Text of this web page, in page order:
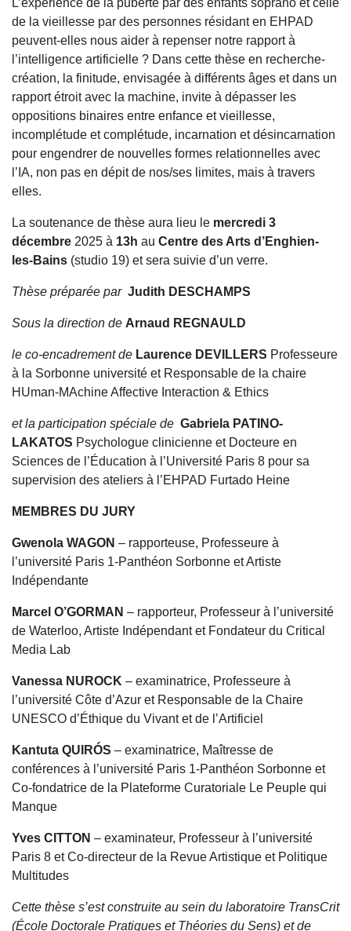
L’expérience de la puberté par des enfants soprano et celle
de la vieillesse par des personnes résidant en EHPAD
peuvent-elles nous aider à repenser notre rapport à
l’intelligence artificielle ? Dans cette thèse en recherche-
création, la finitude, envisagée à différents âges et dans un
rapport étroit avec la machine, invite à dépasser les
oppositions binaires entre enfance et vieillesse,
incomplétude et complétude, incarnation et désincarnation
pour engendrer de nouvelles formes relationnelles avec
l’IA, non pas en dépit de nos/ses limites, mais à travers
elles.
La soutenance de thèse aura lieu le mercredi 3
décembre 2025 à 13h au Centre des Arts d’Enghien-
les-Bains (studio 19) et sera suivie d’un verre.
Thèse préparée par Judith DESCHAMPS
Sous la direction de Arnaud REGNAULD
le co-encadrement de Laurence DEVILLERS Professeure
à la Sorbonne université et Responsable de la chaire
HUman-MAchine Affective Interaction & Ethics
et la participation spéciale de Gabriela PATINO-
LAKATOS Psychologue clinicienne et Docteure en
Sciences de l’Éducation à l’Université Paris 8 pour sa
supervision des ateliers à l’EHPAD Furtado Heine
MEMBRES DU JURY
Gwenola WAGON – rapporteuse, Professeure à
l’université Paris 1-Panthéon Sorbonne et Artiste
Indépendante
Marcel O’GORMAN – rapporteur, Professeur à l’université
de Waterloo, Artiste Indépendant et Fondateur du Critical
Media Lab
Vanessa NUROCK – examinatrice, Professeure à
l’université Côte d’Azur et Responsable de la Chaire
UNESCO d’Éthique du Vivant et de l’Artificiel
Kantuta QUIRÓS – examinatrice, Maîtresse de
conférences à l’université Paris 1-Panthéon Sorbonne et
Co-fondatrice de la Plateforme Curatoriale Le Peuple qui
Manque
Yves CITTON – examinateur, Professeur à l’université
Paris 8 et Co-directeur de la Revue Artistique et Politique
Multitudes
Cette thèse s’est construite au sein du laboratoire TransCrit
(École Doctorale Pratiques et Théories du Sens) et de